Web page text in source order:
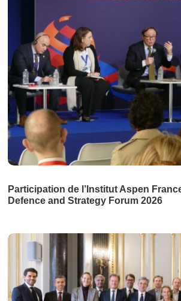
Participation de l’Institut Aspen
Defence and Strategy Forum 2026